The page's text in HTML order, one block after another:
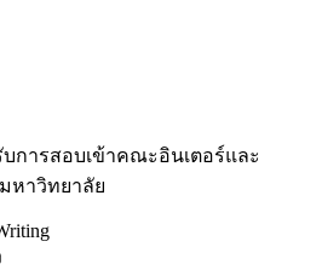
บการสอบเข้าคณะอินเตอร์และ
าวิทยาลัย